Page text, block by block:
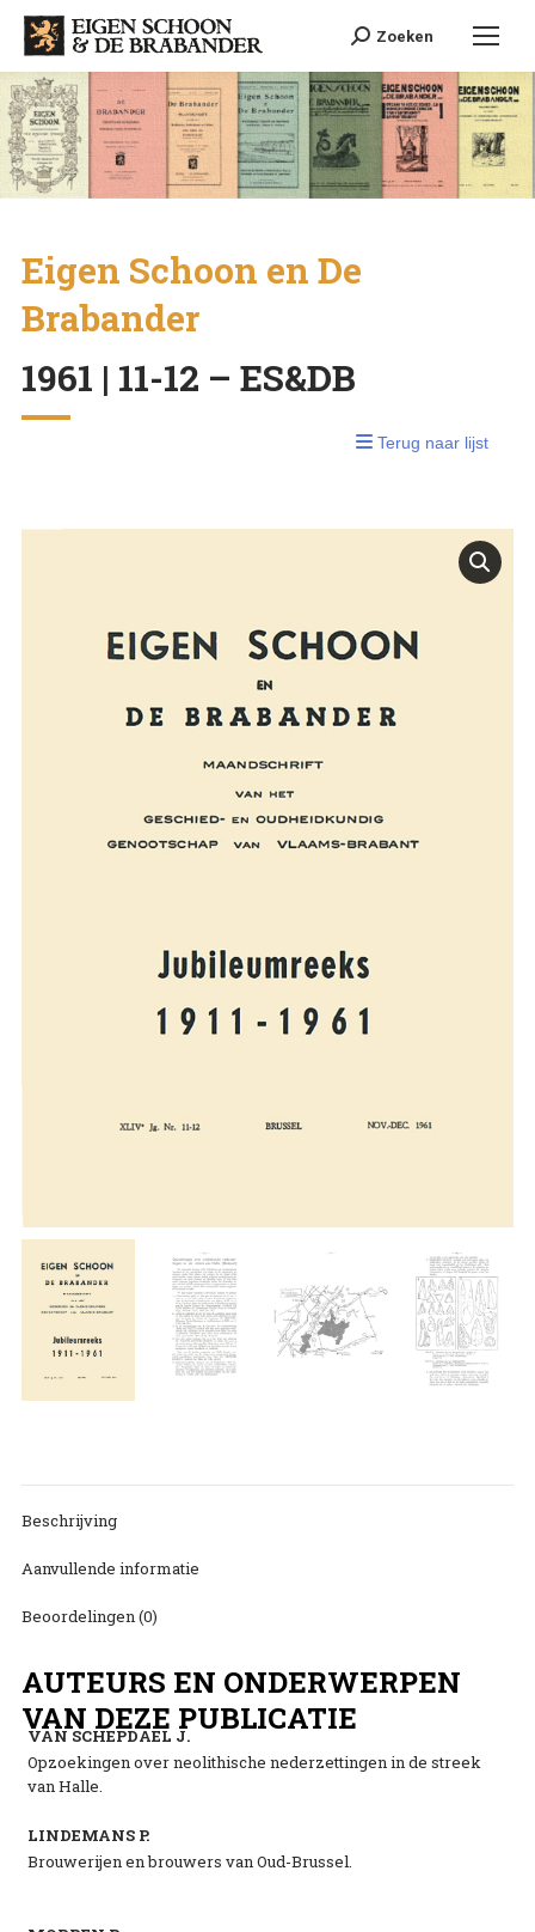
Search:Zoeken
Eigen Schoon en De
Brabander
1961 | 11-12 – ES&DB
Terug naar lijst
Beschrijving
Aanvullende informatie
Beoordelingen (0)
AUTEURS EN ONDERWERPEN
VAN DEZE PUBLICATIE
VAN SCHEPDAEL J.
Opzoekingen over neolithische nederzettingen in de streek
van Halle.
LINDEMANS P.
Brouwerijen en brouwers van Oud-Brussel.